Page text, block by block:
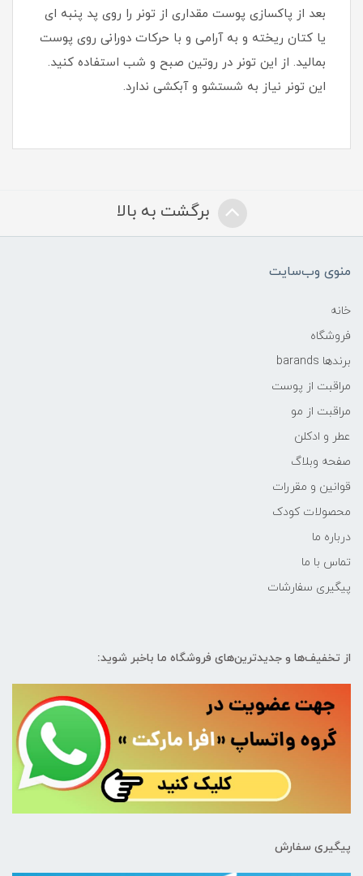
بعد از پاکسازی پوست مقداری از تونر را روی پد پنبه ای
یا کتان ریخته و به آرامی و با حرکات دورانی روی پوست
بمالید. از این تونر در روتین صبح و شب استفاده کنید.
این تونر نیاز به شستشو و آبکشی ندارد.
برگشت به بالا
منوی وب‌سایت
خانه
فروشگاه
برندها barands
مراقبت از پوست
مراقبت از مو
عطر و ادکلن
صفحه وبلاگ
قوانین و مقررات
محصولات کودک
درباره ما
تماس با ما
پیگیری سفارشات
از تخفیف‌ها و جدیدترین‌های فروشگاه ما باخبر شوید:
پیگیری سفارش